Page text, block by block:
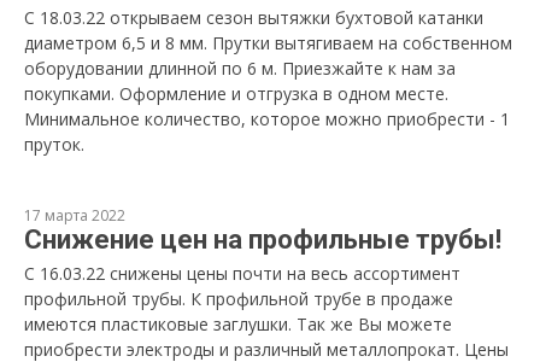
С 18.03.22 открываем сезон вытяжки бухтовой катанки
диаметром 6,5 и 8 мм. Прутки вытягиваем на собственном
оборудовании длинной по 6 м. Приезжайте к нам за
покупками. Оформление и отгрузка в одном месте.
Минимальное количество, которое можно приобрести - 1
пруток.
17 марта 2022
Снижение цен на профильные трубы!
С 16.03.22 снижены цены почти на весь ассортимент
профильной трубы. К профильной трубе в продаже
имеются пластиковые заглушки. Так же Вы можете
приобрести электроды и различный металлопрокат. Цены